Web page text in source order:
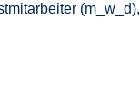
(m_ w_ d),